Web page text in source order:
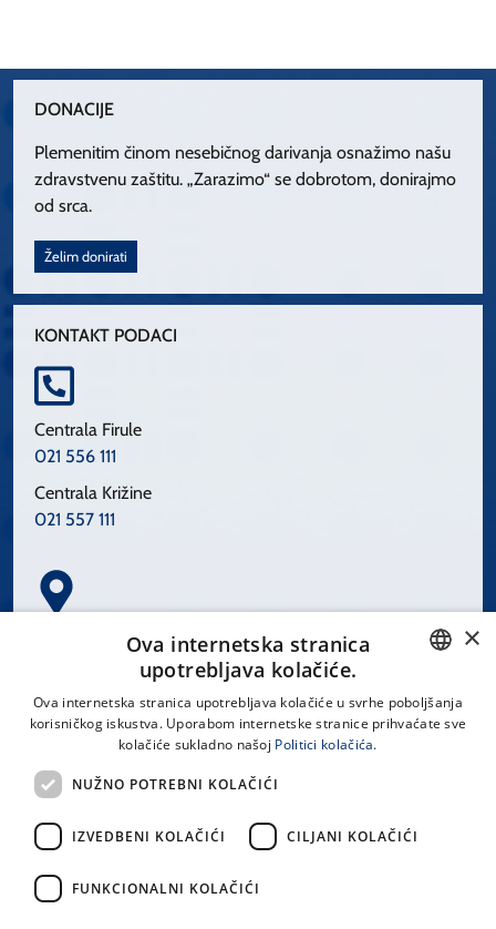
DONACIJE
Plemenitim činom nesebičnog darivanja osnažimo našu
zdravstvenu zaštitu. „Zarazimo“ se dobrotom, donirajmo
od srca.
Želim donirati
KONTAKT PODACI
Centrala Firule
021 556 111
Centrala Križine
021 557 111
Spinčićeva 1, 21000 Split
LINKOVI
Uvjeti korištenja
CROATIAN
×
Ova internetska stranica
upotrebljava kolačiće.
Ova internetska stranica upotrebljava kolačiće u svrhe poboljšanja
korisničkog iskustva. Uporabom internetske stranice prihvaćate sve
kolačiće sukladno našoj Politici kolačića.
NUŽNO POTREBNI KOLAČIĆI
IZVEDBENI KOLAČIĆI CILJANI KOLAČIĆI
FUNKCIONALNI KOLAČIĆI